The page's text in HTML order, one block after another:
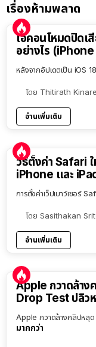
เรื่องห้ามพลาด
ไอคอนโหมดปิดเ
อย่างไร
หลังจากอัปเดตเป็น iOS
โดย Thitirath
อ่านเพิ่มเติม
วิธีตั้งค่า Safari
iPhone และ
การตั้งค่าเว็ปเบาว์เซอร์
โดย Sasithakan
อ่านเพิ่มเติม
Apple กวาดล้าง
Drop Test ปลิวห
Apple กวาดล้างคลิปหลุ
มากกว่า